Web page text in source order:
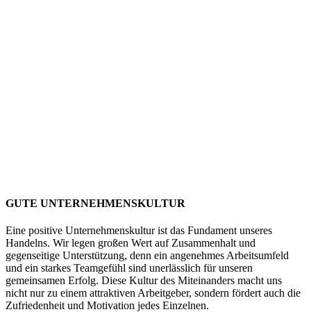
GUTE UNTERNEHMENSKULTUR
Eine positive Unternehmenskultur ist das Fundament unseres
Handelns. Wir legen großen Wert auf Zusammenhalt und
gegenseitige Unterstützung, denn ein angenehmes Arbeitsumfeld
und ein starkes Teamgefühl sind unerlässlich für unseren
gemeinsamen Erfolg. Diese Kultur des Miteinanders macht uns
nicht nur zu einem attraktiven Arbeitgeber, sondern fördert auch die
Zufriedenheit und Motivation jedes Einzelnen.